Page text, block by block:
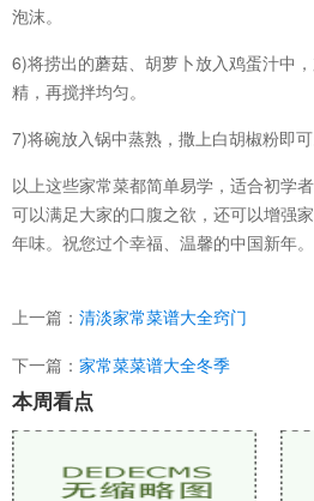
泡沫。
6)将捞出的蘑菇、胡萝卜放入鸡蛋汁中
精，再搅拌均匀。
7)将碗放入锅中蒸熟，撒上白胡椒粉即可
以上这些家常菜都简单易学，适合初学
可以满足大家的口腹之欲，还可以增强
年味。祝您过个幸福、温馨的中国新年。
上一篇： 清淡家常菜谱大全窍门
下一篇： 家常菜菜谱大全冬季
本周看点